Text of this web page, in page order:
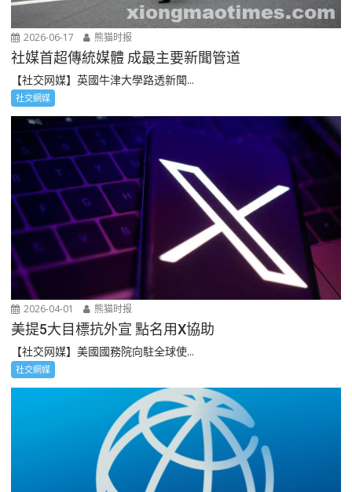
2026-06-17 熊猫时报
社媒首超傳統媒體 成最主要新聞管道
【社交网媒】英國牛津大學路透新聞...
社交網媒
2026-04-01 熊猫时报
美提5大目標抗外宣 點名用X協助
【社交网媒】美國國務院向駐全球使...
社交網媒